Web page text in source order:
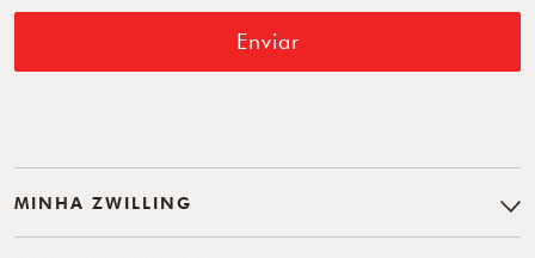
Enviar
MINHA ZWILLING